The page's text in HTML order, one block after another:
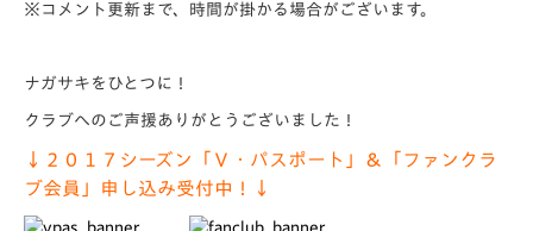
※コメント更新まで、時間が掛かる場合がございます。
ナガサキをひとつに！
クラブへのご声援ありがとうございました！
↓２０１７シーズン「Ｖ・パスポート」＆「ファンクラ
ブ会員」申し込み受付中！↓